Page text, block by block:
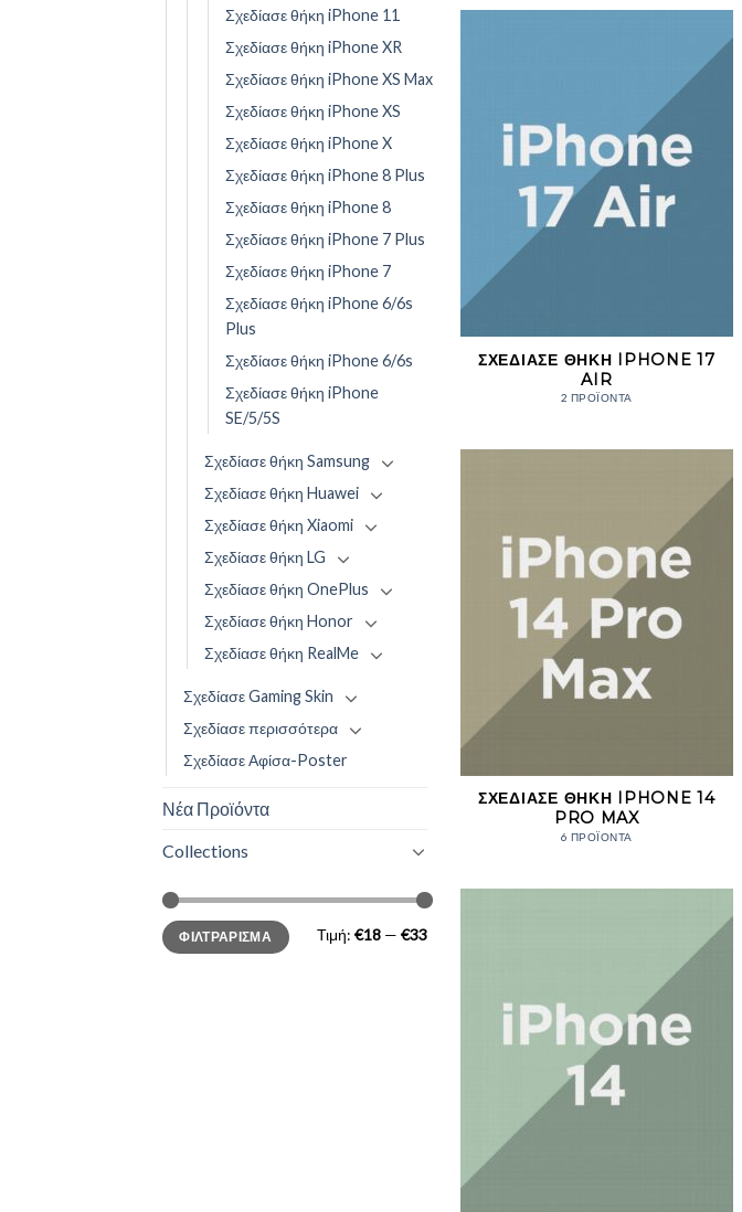
Σχεδίασε θήκη iPhone 11
Σχεδίασε θήκη iPhone XR
Σχεδίασε θήκη iPhone XS Max
Σχεδίασε θήκη iPhone XS
Σχεδίασε θήκη iPhone X
Σχεδίασε θήκη iPhone 8 Plus
Σχεδίασε θήκη iPhone 8
Σχεδίασε θήκη iPhone 7 Plus
Σχεδίασε θήκη iPhone 7
Σχεδίασε θήκη iPhone 6/6s
Plus
Σχεδίασε θήκη iPhone 6/6s
Σχεδίασε θήκη iPhone
SE/5/5S
Σχεδίασε θήκη Samsung
Σχεδίασε θήκη Huawei
Σχεδίασε θήκη Xiaomi
Σχεδίασε θήκη LG
Σχεδίασε θήκη OnePlus
Σχεδίασε θήκη Honor
Σχεδίασε θήκη RealMe
Σχεδίασε Gaming Skin
Σχεδίασε περισσότερα
Σχεδίασε Αφίσα-Poster
Νέα Προϊόντα
Collections
ΦΙΛΤΡΆΡΙΣΜΑ Τιμή: €18 — €33
ΣΧΕΔΊΑΣΕ ΘΉΚΗ IPHONE 17
AIR
2 ΠΡΟΪΌΝΤΑ
ΣΧΕΔΊΑΣΕ ΘΉΚΗ IPHONE 14
PRO MAX
6 ΠΡΟΪΌΝΤΑ